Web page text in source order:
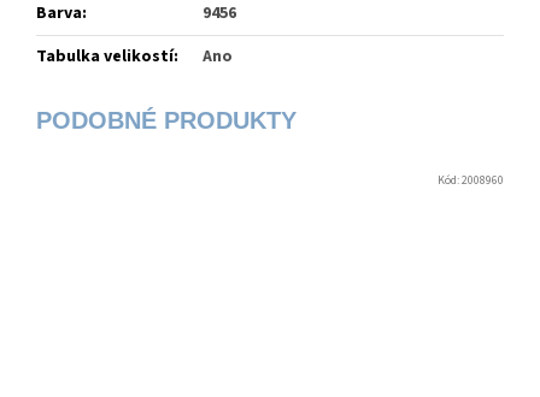
Barva:
9456
Tabulka velikostí: Ano
Kód:2008960